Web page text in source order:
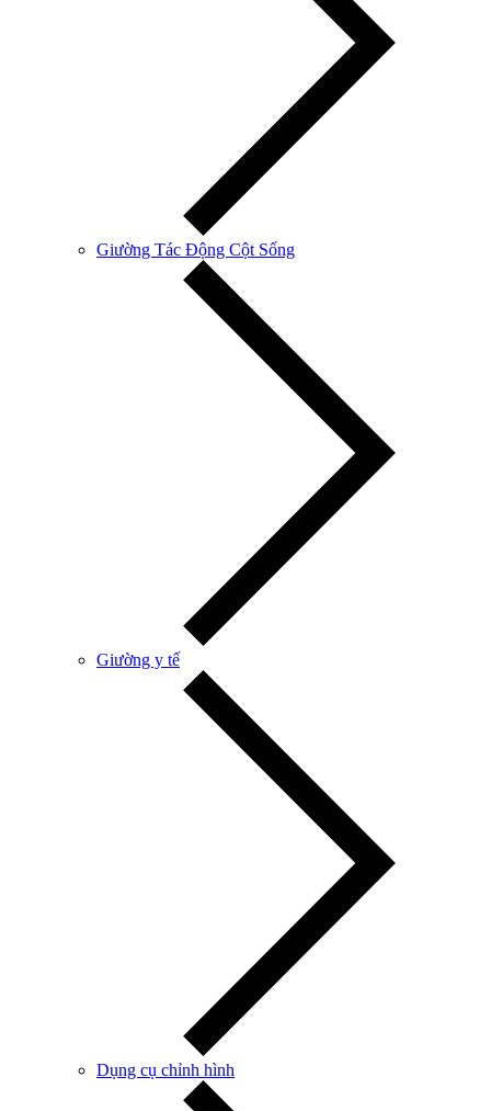
Giường Tác Động Cột Sống
Giường y tế
Dụng cụ chỉnh hình